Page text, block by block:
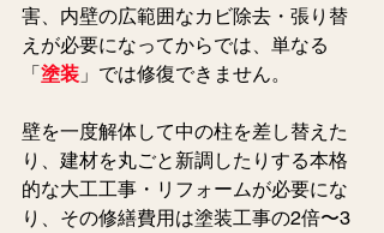
害、内壁の広範囲なカビ除去・張り替
えが必要になってからでは、単なる
「塗装 」では修復できません。
壁を一度解体して中の柱を差し替えた
り、建材を丸ごと新調したりする本格
的な大工工事・リフォームが必要にな
り、その修繕費用は塗装工事の2倍〜3